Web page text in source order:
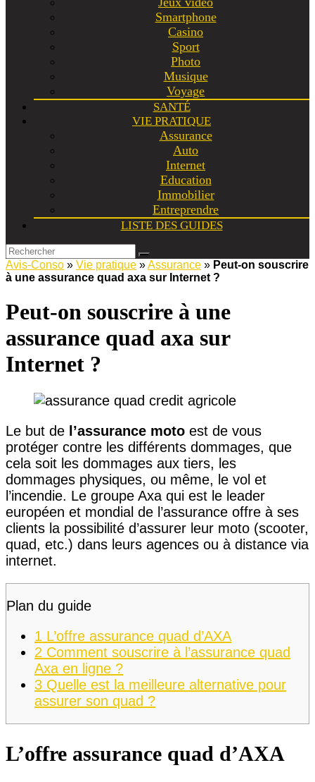
Smartphone
Casino
Sport
Photo
Musique
Voyage
SANTÉ
VIE PRATIQUE
Assurance
Auto
Internet
Education
Immobilier
Entreprendre
LISTE DES GUIDES
Avis-Conso » Vie pratique »Assurance » Peut-on souscrire
à une assurance quad axa sur Internet ?
Peut-on souscrire à une
assurance quad axa sur
Internet ?
Le but de l’assurance moto est de vous
protéger contre les différents dommages, que
cela soit les dommages aux tiers, les
dommages physiques, ou même, le vol et
l’incendie. Le groupe Axa qui est le leader
européen et mondial de l’assurance offre à ses
clients la possibilité d’assurer leur moto (scooter,
quad, etc.) dans leurs agences ou à distance via
internet.
Plan du guide
1 L’offre assurance quad d’AXA
2 Comment souscrire à l’assurance quad
Axa en ligne ?
3 Quelle est la meilleure alternative pour
assurer son quad ?
L’offre assurance quad d’AXA